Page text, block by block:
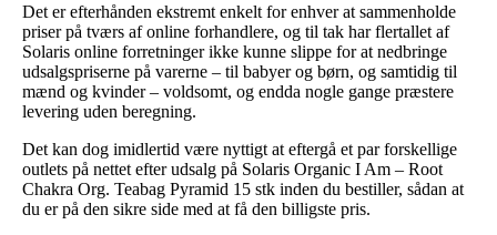
Det er efterhånden ekstremt enkelt for enhver at sammenholde
priser på tværs af online forhandlere, og til tak har flertallet af
Solaris online forretninger ikke kunne slippe for at nedbringe
udsalgspriserne på varerne – til babyer og børn, og samtidig til
mænd og kvinder – voldsomt, og endda nogle gange præstere
levering uden beregning.
Det kan dog imidlertid være nyttigt at eftergå et par forskellige
outlets på nettet efter udsalg på Solaris Organic I Am – Root
Chakra Org. Teabag Pyramid 15 stk inden du bestiller, sådan at
du er på den sikre side med at få den billigste pris.